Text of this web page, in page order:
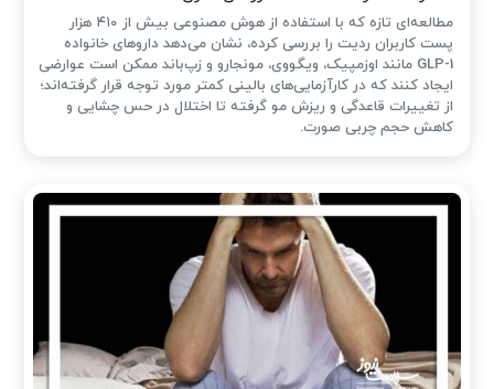
مطالعه‌ای تازه که با استفاده از هوش مصنوعی بیش از ۴۱۰ هزار
پست کاربران ردیت را بررسی کرده، نشان می‌دهد داروهای خانواده
GLP-1 مانند اوزمپیک، ویگووی، مونجارو و زپ‌باند ممکن است عوارضی
ایجاد کنند که در کارآزمایی‌های بالینی کمتر مورد توجه قرار گرفته‌اند؛
از تغییرات قاعدگی و ریزش مو گرفته تا اختلال در حس چشایی و
کاهش حجم چربی صورت.